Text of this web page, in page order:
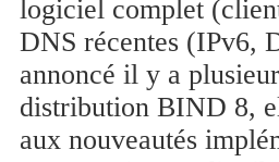
logiciel complet
DNS récentes (IPv6,
annoncé il y a
distribution BIND 8,
aux nouveautés